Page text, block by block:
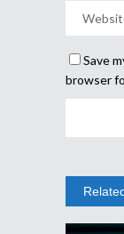
Save
browser